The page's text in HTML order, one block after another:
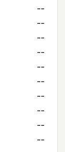
--
--
--
--
--
--
--
--
--
--